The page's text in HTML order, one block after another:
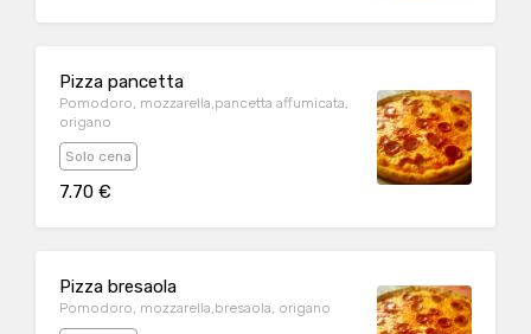
Pizza pancetta
Pomodoro, mozzarella,pancetta affumicata,
origano
Solo cena
7.70 €
Pizza bresaola
Pomodoro, mozzarella,bresaola, origano